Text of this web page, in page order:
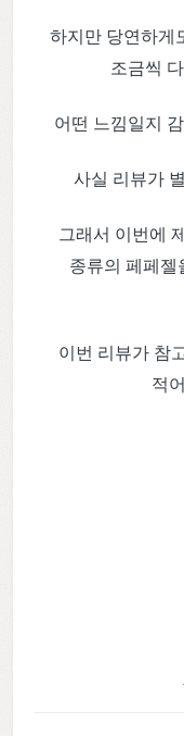
하지만 당연하게
조금씩
어떤 느낌일지
사실 리뷰가
그래서 이번에
종류의 페페젤
이번 리뷰가 참
적